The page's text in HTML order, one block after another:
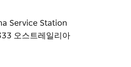
Service Station
오스트레일리아